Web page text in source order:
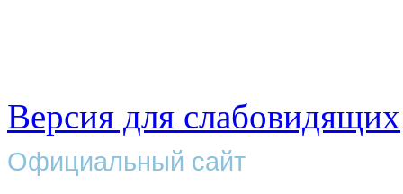
Версия для слабовидящих
Официальный сайт